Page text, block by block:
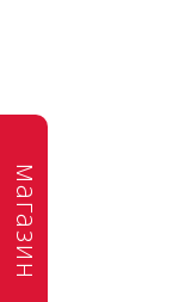
магазин